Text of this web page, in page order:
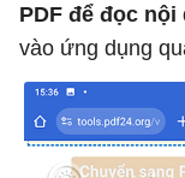
PDF để đọc nội
vào ứng dụng